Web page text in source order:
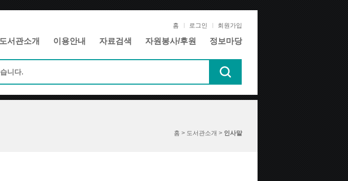
홈 로그인 회원가입
도서관소개 이용안내 자료검색 자원봉사/후원 정보마당
홈 > 도서관소개 > 인사말